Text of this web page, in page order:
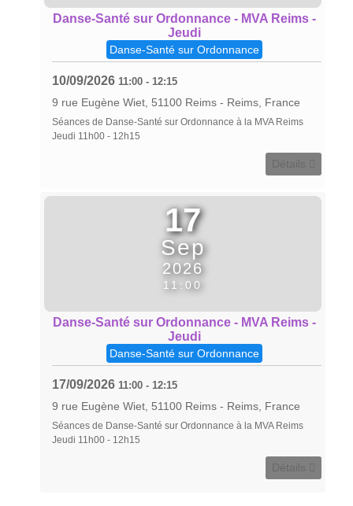
Danse-Santé sur Ordonnance - MVA Reims -
Jeudi
Danse-Santé sur Ordonnance
10/09/2026 11:00 - 12:15
9 rue Eugène Wiet, 51100 Reims - Reims, France
Séances de Danse-Santé sur Ordonnance à la MVA Reims
Jeudi 11h00 - 12h15
Détails
17
Sep
2026
11:00
Danse-Santé sur Ordonnance - MVA Reims -
Jeudi
Danse-Santé sur Ordonnance
17/09/2026 11:00 - 12:15
9 rue Eugène Wiet, 51100 Reims - Reims, France
Séances de Danse-Santé sur Ordonnance à la MVA Reims
Jeudi 11h00 - 12h15
Détails